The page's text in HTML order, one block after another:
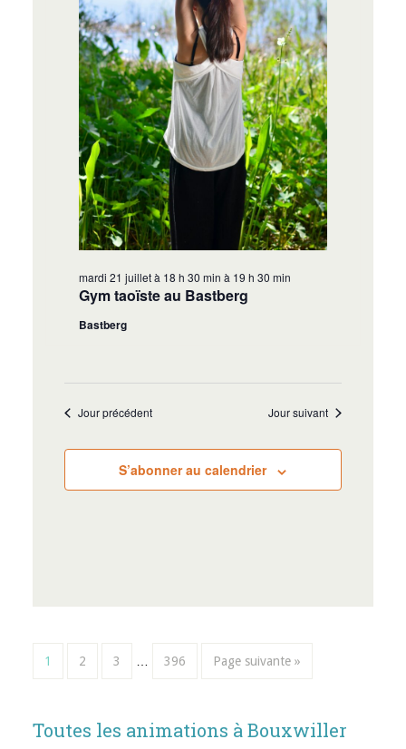
Gym taoïste au Bastberg
mardi 21 juillet à 18 h 30 min à 19 h 30 min
Bastberg
Jour précédent Jour suivant
S’abonner au calendrier
1 2 3 … 396 Page suivante »
Toutes les animations à Bouxwiller